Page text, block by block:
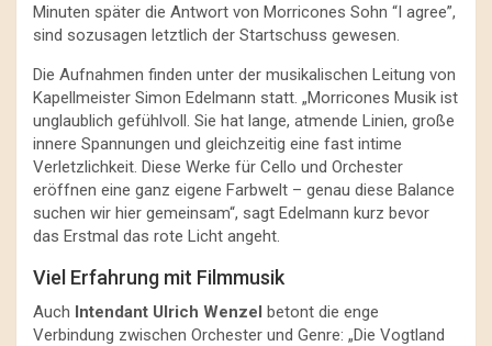
Minuten später die Antwort von Morricones Sohn “I agree”,
sind sozusagen letztlich der Startschuss gewesen.
Die Aufnahmen finden unter der musikalischen Leitung von
Kapellmeister Simon Edelmann statt. „Morricones Musik ist
unglaublich gefühlvoll. Sie hat lange, atmende Linien, große
innere Spannungen und gleichzeitig eine fast intime
Verletzlichkeit. Diese Werke für Cello und Orchester
eröffnen eine ganz eigene Farbwelt – genau diese Balance
suchen wir hier gemeinsam“, sagt Edelmann kurz bevor
das Erstmal das rote Licht angeht.
Viel Erfahrung mit Filmmusik
Auch Intendant Ulrich Wenzel betont die enge
Verbindung zwischen Orchester und Genre: „Die Vogtland